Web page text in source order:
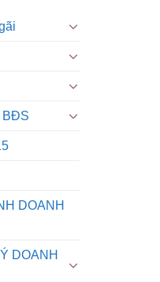
BĐS
DOANH
DOANH